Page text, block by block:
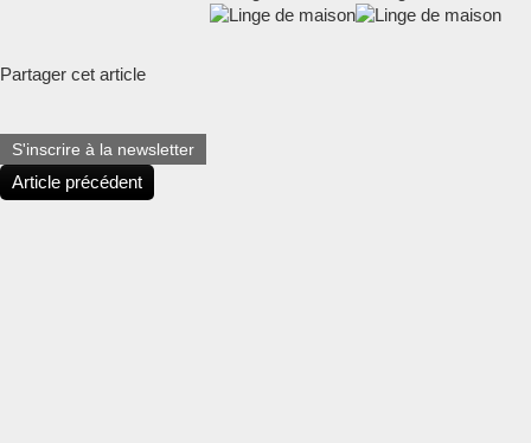
Partager cet article
S'inscrire à la newsletter
Article précédent